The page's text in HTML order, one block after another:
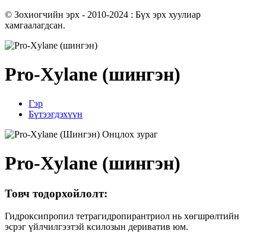
© Зохиогчийн эрх - 2010-2024 : Бүх эрх хуулиар
хамгаалагдсан.
Pro-Xylane (шингэн)
Гэр
Бүтээгдэхүүн
Pro-Xylane (шингэн)
Товч тодорхойлолт:
Гидроксипропил тетрагидропирантриол нь хөгшрөлтийн
эсрэг үйлчилгээтэй ксилозын дериватив юм.